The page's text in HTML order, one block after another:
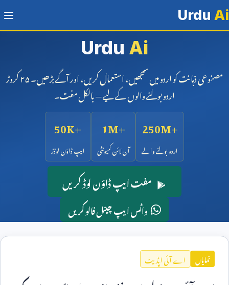
Urdu Ai
Urdu Ai
مصنوعی ذہانت کو اردو میں سمجھیں، استعمال کریں، اور آگے بڑھیں۔ ۲۵ کروڑ
اردو بولنے والوں کے لیے — بالکل مفت۔
250M+
اردو بولنے والے
1M+
آن لائن کمیونٹی
50K+
ایپ ڈاؤن لوڈز
مفت ایپ ڈاؤن لوڈ کریں
واٹس ایپ چینل فالو کریں
نمایاں اے آئی اپڈیٹ